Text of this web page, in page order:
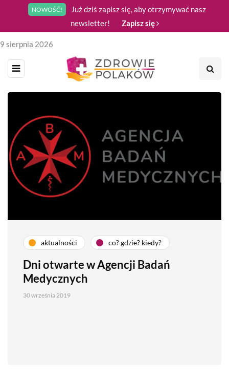
NOWOŚĆ!
Już dziś zapisz się, aby otrzymywać nasz
newsletter!
Zapisz się
9 sierpnia 2026
aktualności co? gdzie? kiedy?
Dni otwarte w Agencji Badań
Medycznych
30 września 2019